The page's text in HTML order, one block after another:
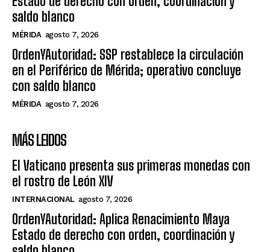
saldo blanco
MÉRIDA agosto 7, 2026
OrdenYAutoridad: SSP restablece la circulación
en el Periférico de Mérida; operativo concluye
con saldo blanco
MÉRIDA agosto 7, 2026
MÁS LEIDOS
El Vaticano presenta sus primeras monedas con
el rostro de León XIV
INTERNACIONAL agosto 7, 2026
OrdenYAutoridad: Aplica Renacimiento Maya
Estado de derecho con orden, coordinación y